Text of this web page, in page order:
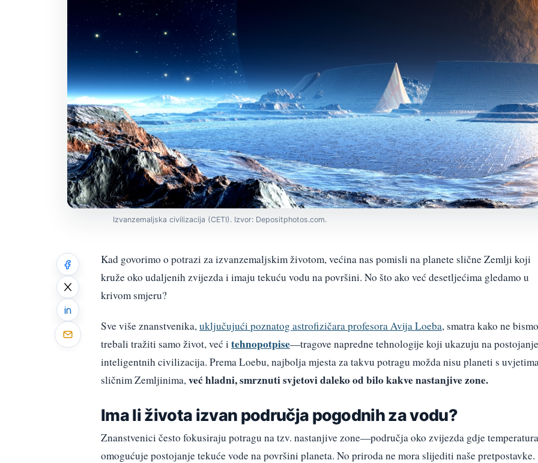
Izvanzemaljska civilizacija (CETI). Izvor: Depositphotos.com.
Kad govorimo o potrazi za izvanzemaljskim životom, većina nas pomisli na planete slične Zemlji koji
kruže oko udaljenih zvijezda i imaju tekuću vodu na površini. No što ako već desetljećima gledamo u
krivom smjeru?
Sve više znanstvenika,uključujući poznatog astrofizičara profesora Avija Loeba, smatra kako ne bismo
trebali tražiti samo život, već i tehnopotpise—tragove napredne tehnologije koji ukazuju na postojanje
inteligentnih civilizacija. Prema Loebu, najbolja mjesta za takvu potragu možda nisu planeti s
sličnim Zemljinima,već hladni, smrznuti svjetovi daleko od bilo kakve nastanjive zone.
Ima li života izvan područja pogodnih za vodu?
Znanstvenici često fokusiraju potragu na tzv. nastanjive zone—područja oko zvijezda gdje temperatura
omogućuje postojanje tekuće vode na površini planeta. No priroda ne mora slijediti naše pretpostavke.